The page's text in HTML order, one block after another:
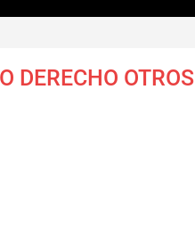
DERECHO OTROS